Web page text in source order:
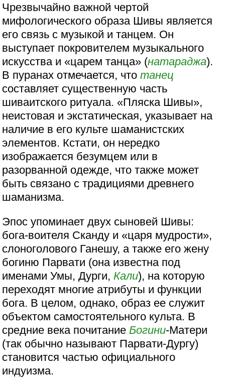
Чрезвычайно важной чертой
мифологического образа Шивы является
его связь с музыкой и танцем. Он
выступает покровителем музыкального
искусства и «царем танца» (натараджа).
В пуранах отмечается, чтотанец
составляет существенную часть
шиваитского ритуала. «Пляска Шивы»,
неистовая и экстатическая, указывает на
наличие в его культе шаманистских
элементов. Кстати, он нередко
изображается безумцем или в
разорванной одежде, что также может
быть связано с традициями древнего
шаманизма.
Эпос упоминает двух сыновей Шивы:
бога-воителя Сканду и «царя мудрости»,
слоноголового Ганешу, а также его жену
богиню Парвати (она известна под
именами Умы, Дурги,Кали), на которую
переходят многие атрибуты и функции
бога. В целом, однако, образ ее служит
объектом самостоятельного культа. В
средние века почитаниеБогини-Матери
(так обычно называют Парвати-Дургу)
становится частью официального
индуизма.